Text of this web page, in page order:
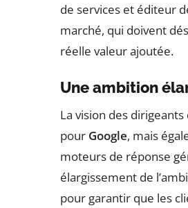
de services et éditeur
marché, qui doivent
réelle valeur ajoutée.
Une ambition
La vision des
pour Google, mais
moteurs de réponse
élargissement de
pour garantir que les